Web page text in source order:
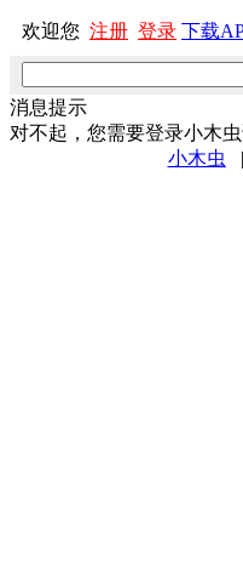
欢迎您 注册 登录 下载
消息提示
对不起，您需要登录小木
小木虫